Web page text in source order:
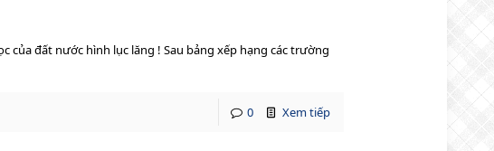
của đất nước hình lục lăng ! Sau bảng xếp hạng các trường
0 Xem tiếp